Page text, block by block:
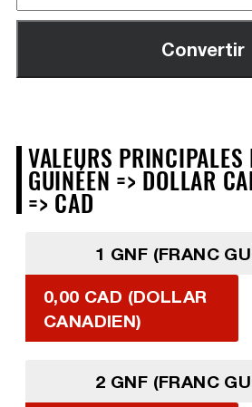
VALEURS PRINCIPALES
GUINÉEN => DOLLAR
=> CAD
1 GNF (FRANC
0,00 CAD (DOLLAR
CANADIEN)
2 GNF (FRANC